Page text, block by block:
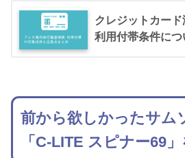
クレジットカー
利用付帯条件に
前から欲しかったサム
「C-LITE スピナー69